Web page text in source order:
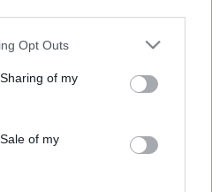
app uses one or more Google
behaviour. You may click to
and its third-party tags to
purposes in below Google
Opt Outs
of my
of my
Infrastruktura nie musi